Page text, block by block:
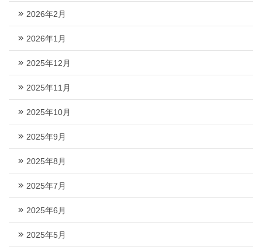
2026年2月
2026年1月
2025年12月
2025年11月
2025年10月
2025年9月
2025年8月
2025年7月
2025年6月
2025年5月